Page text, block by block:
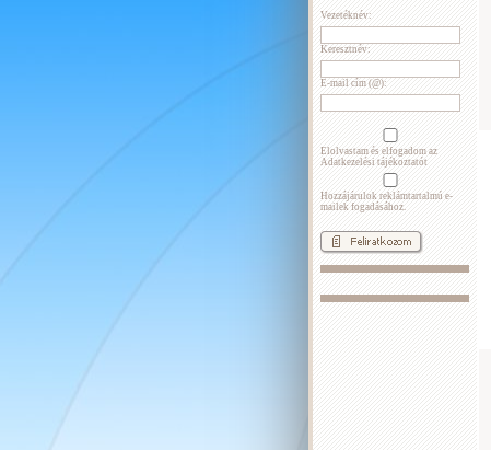
Vezetéknév:
Keresztnév:
E-mail cím (@):
Elolvastam és elfogadom az
Adatkezelési tájékoztatót
Hozzájárulok reklámtartalmú e-
mailek fogadásához.